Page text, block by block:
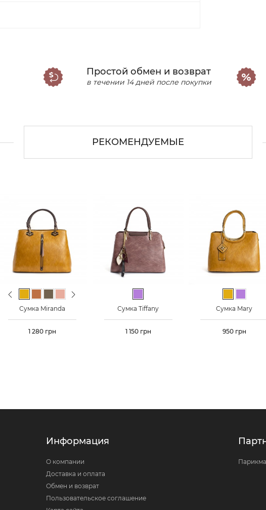
Простой обмен и возврат
в течении 14 дней после покупки
РЕКОМЕНДУЕМЫЕ
Previous Светло-коричневый
Персиковый
Красный
Next
Сумка Miranda
Цена
1 280 грн
Сумка Tiffany
Цена
1 150 грн
Сумка Mary
Цена
950 грн
Информация
О компании
Доставка и оплата
Обмен и возврат
Пользовательское соглашение